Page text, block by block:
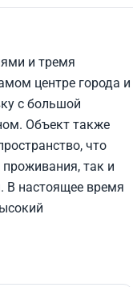
и тремя
центре города и
с большой
Объект также
что
так и
В настоящее время